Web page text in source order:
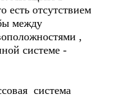
есть отсутствием
между
,
системе -
система